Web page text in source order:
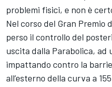
problemi fisici, e non è
Nel corso del Gran Premio
perso il controllo del
uscita dalla Parabolica, ad
impattando contro la
all’esterno della curva a